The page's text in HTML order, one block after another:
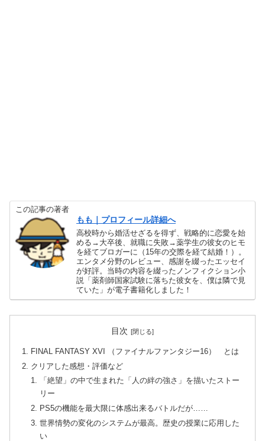
この記事の著者
もも｜プロフィール詳細へ
高校時から婚活せざるを得ず、戦略的に恋愛を始
める→大卒後、就職に失敗→薬学生の彼女のヒモ
を経てブロガーに（15年の交際を経て結婚！）。
エンタメ分野のレビュー、感謝を綴ったエッセイ
が好評。当時の内容を綴ったノンフィクション小
説「薬剤師国家試験に落ちた彼女を、僕は隣で見
ていた」が電子書籍化しました！
目次
FINAL FANTASY XVI （ファイナルファンタジー16） とは
クリアした感想・評価など
「絶望」の中で生まれた「人の絆の強さ」を描いたストー
リー
PS5の機能を最大限に体感出来るバトルだが……
世界情勢の変化のシステムが最高。歴史の授業に応用した
い